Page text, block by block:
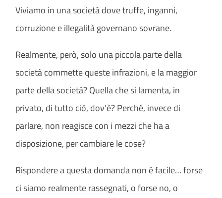
Viviamo in una società dove truffe, inganni,
corruzione e illegalità governano sovrane.
Realmente, però, solo una piccola parte della
società commette queste infrazioni, e la maggior
parte della società? Quella che si lamenta, in
privato, di tutto ciò, dov’è? Perché, invece di
parlare, non reagisce con i mezzi che ha a
disposizione, per cambiare le cose?
Rispondere a questa domanda non è facile… forse
ci siamo realmente rassegnati, o forse no, o